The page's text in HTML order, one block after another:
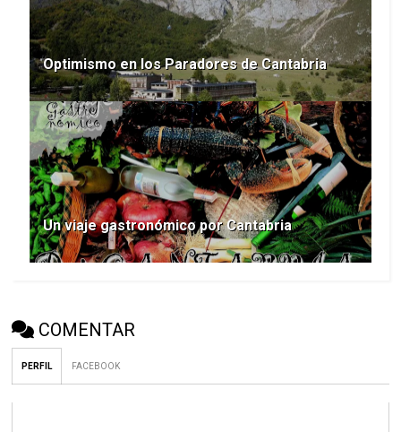
Optimismo en los Paradores de Cantabria
Un viaje gastronómico por Cantabria
COMENTAR
PERFIL FACEBOOK